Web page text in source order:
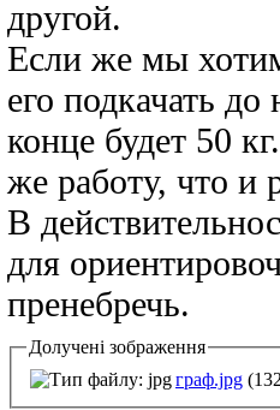
другой.
Если же мы
его подкачать
конце будет 50
же работу, что и
В
для
пренебречь.
Долучені зображення
граф.jpg